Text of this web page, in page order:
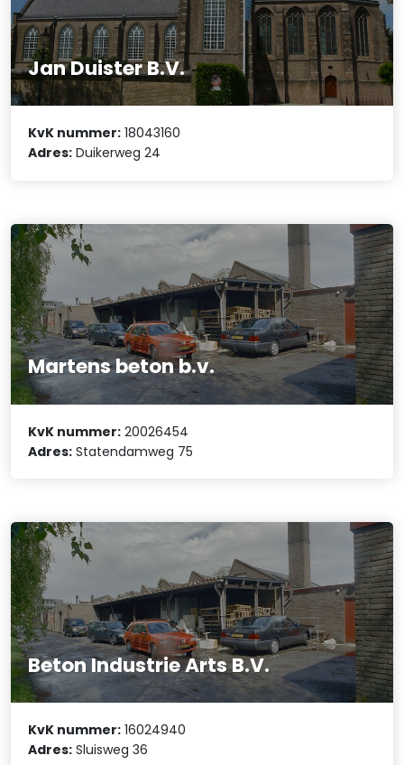
Jan Duister B.V.
KvK nummer: 18043160
Adres: Duikerweg 24
Martens beton b.v.
KvK nummer: 20026454
Adres: Statendamweg 75
Beton Industrie Arts B.V.
KvK nummer: 16024940
Adres: Sluisweg 36